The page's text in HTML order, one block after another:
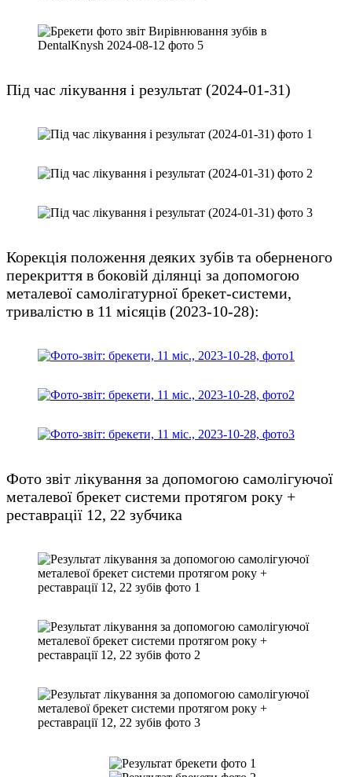
Під час лікування і результат (2024-01-31)
Корекція положення деяких зубів та оберненого
перекриття в боковій ділянці за допомогою
металевої самолігатурної брекет-системи,
тривалістю в 11 місяців (2023-10-28):
Фото звіт лікування за допомогою самолігуючої
металевої брекет системи протягом року +
реставрації 12, 22 зубчика